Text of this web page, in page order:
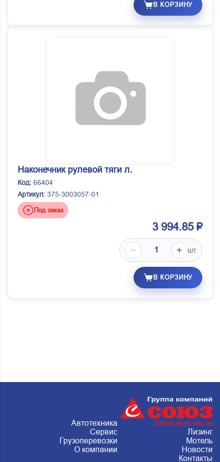
В КОРЗИНУ
Наконечник рулевой тяги л.
Код: 66404
Артикул: 375-3003057-01
Под заказ
3 994.85 ₽
шт.
В КОРЗИНУ
Автотехника
Запасные части
Сервис
Лизинг
Грузоперевозки
Мотель
О компании
Новости
Контакты